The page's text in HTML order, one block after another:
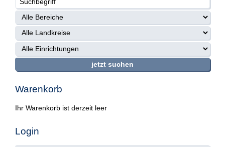
Warenkorb
Ihr Warenkorb ist derzeit leer
Login